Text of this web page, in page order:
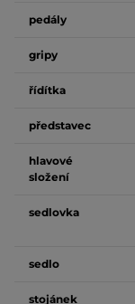
pedály
gripy
řídítka
představec
hlavové
složení
sedlovka
sedlo
stojánek